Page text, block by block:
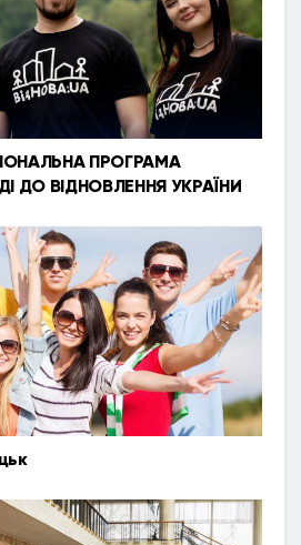
ПРОГРАМА
ДО ВІДНОВЛЕННЯ УКРАЇНИ